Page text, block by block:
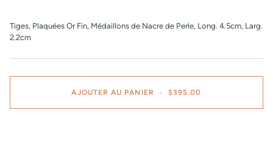
Tiges, Plaquées Or Fin, Médaillons de Nacre de Perle, Long. 4.5cm, Larg.
2.2cm
AJOUTER AU PANIER • $395.00